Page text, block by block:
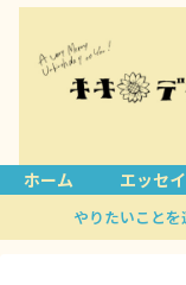
ホーム エッセイ
やりたいこと